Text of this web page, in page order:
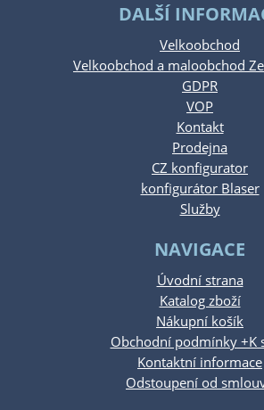
DALŠÍ
Velkoobchod
Velkoobchod a maloobchod
GDPR
VOP
Kontakt
Prodejna
CZ konfigurator
konfigurátor Blaser
Služby
NAVIGACE
Úvodní strana
Katalog zboží
Nákupní košík
Obchodní podmínky +K
Kontaktní informace
Odstoupení od